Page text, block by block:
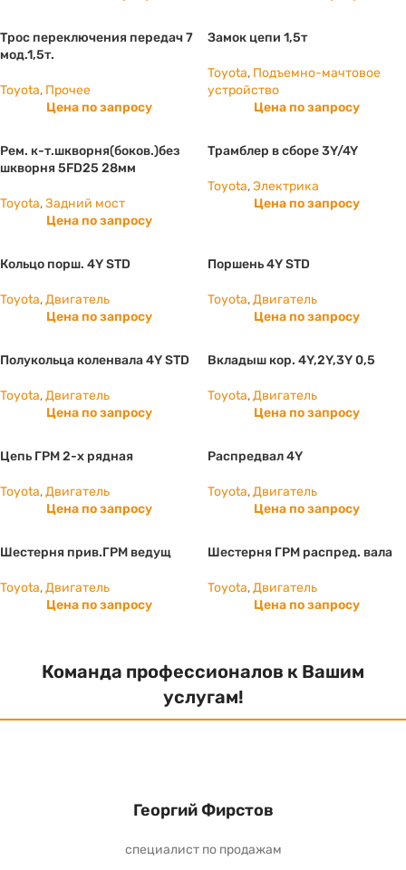
Трос переключения передач 7
мод.1,5т.
Toyota, Прочее
Цена по запросу
Замок цепи 1,5т
Toyota, Подъемно-мачтовое
устройство
Цена по запросу
Рем. к-т.шкворня(боков.)без
шкворня 5FD25 28мм
Toyota,Задний мост
Цена по запросу
Трамблер в сборе 3Y/4Y
Toyota,Электрика
Цена по запросу
Кольцо порш. 4Y STD
Toyota,Двигатель
Цена по запросу
Поршень 4Y STD
Toyota,Двигатель
Цена по запросу
Полукольца коленвала 4Y STD
Toyota,Двигатель
Цена по запросу
Вкладыш кор. 4Y,2Y,3Y 0,5
Toyota,Двигатель
Цена по запросу
Цепь ГРМ 2-х рядная
Toyota,Двигатель
Цена по запросу
Распредвал 4Y
Toyota,Двигатель
Цена по запросу
Шестерня прив.ГРМ ведущ
Toyota,Двигатель
Цена по запросу
Шестерня ГРМ распред. вала
Toyota,Двигатель
Цена по запросу
Команда профессионалов к Вашим
услугам!
Георгий Фирстов
специалист по продажам